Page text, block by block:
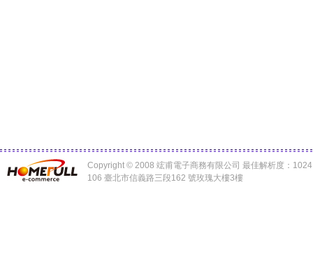
Copyright © 2008 竤甫電子商務有限公司 最佳解析度：
106 臺北市信義路三段162 號玫瑰大樓3樓